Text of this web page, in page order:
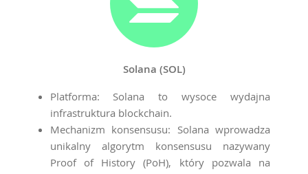
Solana (SOL)
Platforma: Solana to wysoce wydajna
infrastruktura blockchain.
Mechanizm konsensusu: Solana wprowadza
unikalny algorytm konsensusu nazywany
Proof of History (PoH), który pozwala na